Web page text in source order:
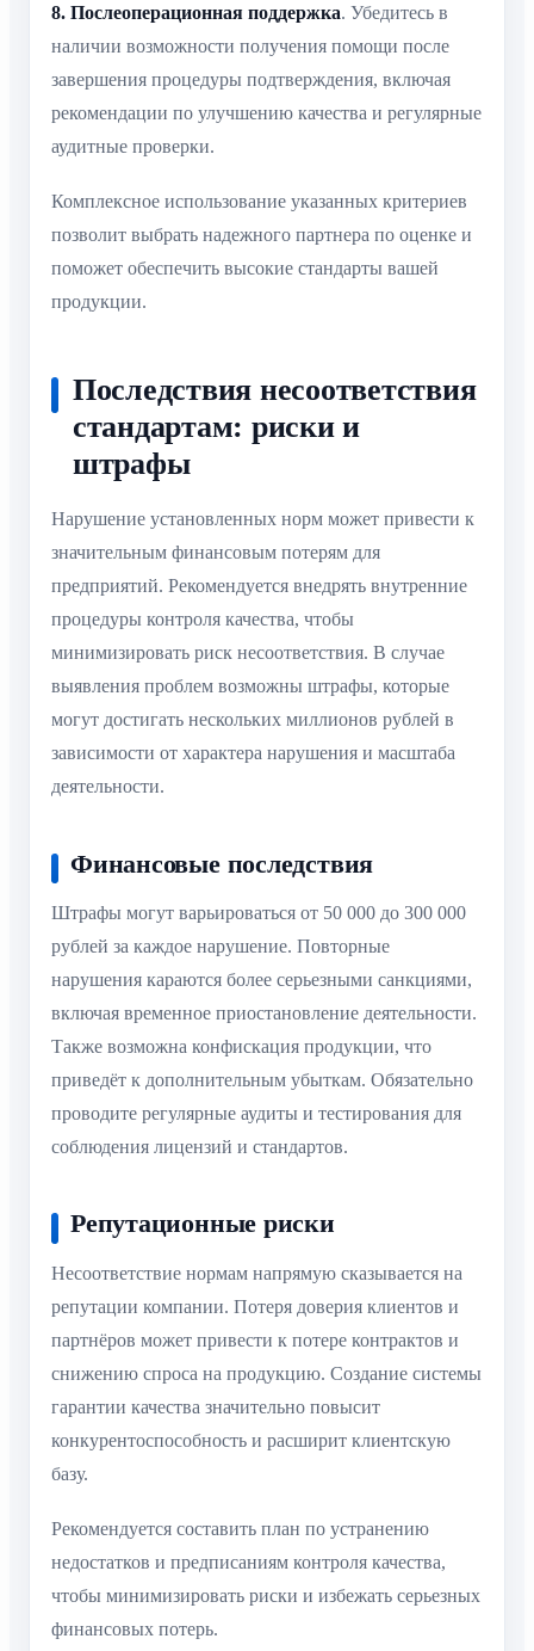
8. Послеоперационная поддержка. Убедитесь в
наличии возможности получения помощи после
завершения процедуры подтверждения, включая
рекомендации по улучшению качества и регулярные
аудитные проверки.
Комплексное использование указанных критериев
позволит выбрать надежного партнера по оценке и
поможет обеспечить высокие стандарты вашей
продукции.
Последствия несоответствия
стандартам: риски и
штрафы
Нарушение установленных норм может привести к
значительным финансовым потерям для
предприятий. Рекомендуется внедрять внутренние
процедуры контроля качества, чтобы
минимизировать риск несоответствия. В случае
выявления проблем возможны штрафы, которые
могут достигать нескольких миллионов рублей в
зависимости от характера нарушения и масштаба
деятельности.
Финансовые последствия
Штрафы могут варьироваться от 50 000 до 300 000
рублей за каждое нарушение. Повторные
нарушения караются более серьезными санкциями,
включая временное приостановление деятельности.
Также возможна конфискация продукции, что
приведёт к дополнительным убыткам. Обязательно
проводите регулярные аудиты и тестирования для
соблюдения лицензий и стандартов.
Репутационные риски
Несоответствие нормам напрямую сказывается на
репутации компании. Потеря доверия клиентов и
партнёров может привести к потере контрактов и
снижению спроса на продукцию. Создание системы
гарантии качества значительно повысит
конкурентоспособность и расширит клиентскую
базу.
Рекомендуется составить план по устранению
недостатков и предписаниям контроля качества,
чтобы минимизировать риски и избежать серьезных
финансовых потерь.